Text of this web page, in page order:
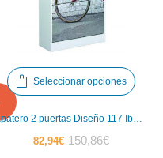
Seleccionar opciones
Este
82,94€El150,86€El